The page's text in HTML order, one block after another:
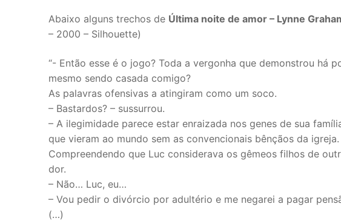
Abaixo alguns trechos de Última noite de amor – Lynne
– 2000 – Silhouette)
“- Então esse é o jogo? Toda a vergonha que demonstrou há
mesmo sendo casada comigo?
As palavras ofensivas a atingiram como um soco.
– Bastardos? – sussurrou.
– A ilegimidade parece estar enraizada nos genes de sua
que vieram ao mundo sem as convencionais bênçãos da igreja.
Compreendendo que Luc considerava os gêmeos filhos de
dor.
– Não… Luc, eu…
– Vou pedir o divórcio por adultério e me negarei a pagar
(…)